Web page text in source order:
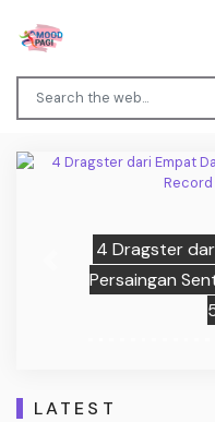
4 Dragster
Persaingan
Previous
LATEST